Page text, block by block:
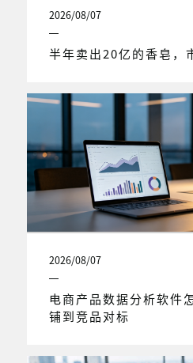
2026/08/07
半年卖出20亿的香皂，
2026/08/07
电商产品数据分析软件
铺到竞品对标